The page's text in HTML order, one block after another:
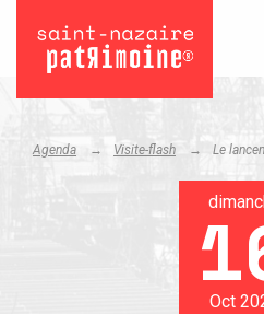
Agenda Visite-flash Le
Oct